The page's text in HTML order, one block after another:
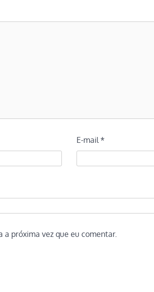
E-mail*
a próxima vez que eu comentar.